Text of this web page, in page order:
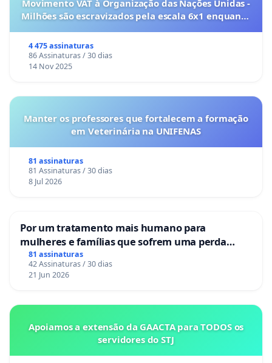
Movimento VAT à Organização das Nações Unidas -
Milhões são escravizados pela escala 6x1 enquanto
4 475 assinaturas
86 Assinaturas / 30 dias
14 Nov 2025
Manter os professores que fortalecem a formação
em Veterinária na UNIFENAS
81 assinaturas
81 Assinaturas / 30 dias
8 Jul 2026
Por um tratamento mais humano para
mulheres e famílias que sofrem uma perda
gestacional nos hospitais portugueses
81 assinaturas
42 Assinaturas / 30 dias
21 Jun 2026
Apoiamos a extensão da GAACTA para TODOS os
servidores do STJ